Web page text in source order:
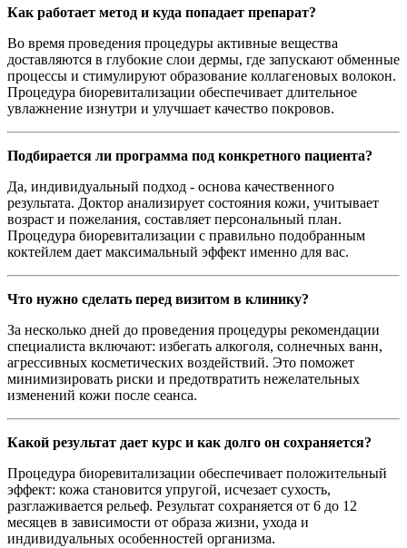
Как работает метод и куда попадает препарат?
Во время проведения процедуры активные вещества
доставляются в глубокие слои дермы, где запускают обменные
процессы и стимулируют образование коллагеновых волокон.
Процедура биоревитализации обеспечивает длительное
увлажнение изнутри и улучшает качество покровов.
Подбирается ли программа под конкретного пациента?
Да, индивидуальный подход - основа качественного
результата. Доктор анализирует состояния кожи, учитывает
возраст и пожелания, составляет персональный план.
Процедура биоревитализации с правильно подобранным
коктейлем дает максимальный эффект именно для вас.
Что нужно сделать перед визитом в клинику?
За несколько дней до проведения процедуры рекомендации
специалиста включают: избегать алкоголя, солнечных ванн,
агрессивных косметических воздействий. Это поможет
минимизировать риски и предотвратить нежелательных
изменений кожи после сеанса.
Какой результат дает курс и как долго он сохраняется?
Процедура биоревитализации обеспечивает положительный
эффект: кожа становится упругой, исчезает сухость,
разглаживается рельеф. Результат сохраняется от 6 до 12
месяцев в зависимости от образа жизни, ухода и
индивидуальных особенностей организма.